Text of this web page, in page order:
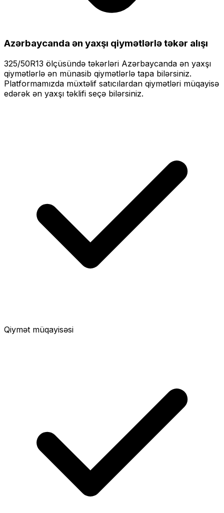
Azərbaycanda ən yaxşı qiymətlərlətəkər alışı
325/50R13 ölçüsündə təkərləri Azərbaycanda ən yaxşı
qiymətlərlə ən münasib qiymətlərlə tapa bilərsiniz.
Platformamızda müxtəlif satıcılardan qiymətləri müqayisə
edərək ən yaxşı təklifi seçə bilərsiniz.
Qiymət müqayisəsi